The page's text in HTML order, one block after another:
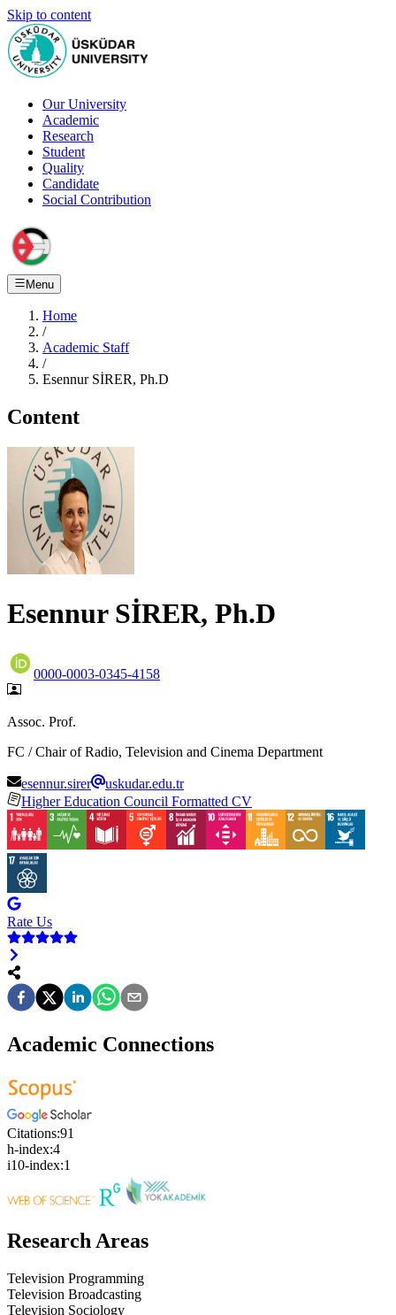
Skip to content
Our University
Academic
Research
Student
Quality
Candidate
Social Contribution
Menu
Home
/
Academic Staff
/
Esennur SİRER, Ph.D
Content
Esennur SİRER, Ph.D
0000-0003-0345-4158
Assoc. Prof.
FC / Chair of Radio, Television and Cinema Department
esennur.sirer
uskudar.edu.tr
Higher Education Council Formatted CV
Rate Us
Academic Connections
Citations:91
h-index:4
i10-index:1
Research Areas
Television Programming
Television Broadcasting
Television Sociology